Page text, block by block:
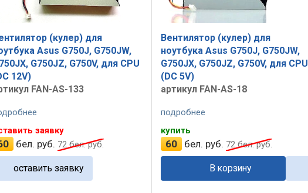
(кулер) для
Asus G750J, G750JW,
G750JZ, G750V, для CPU
12V)
FAN-AS-133
заявку
бел. руб. 72бел. руб.
оставить заявку
Вентилятор (кулер) для
ноутбука Asus G750J, G750JW,
G750JX, G750JZ, G750V, для CPU
(DC 5V)
артикул FAN-AS-18
подробнее
купить
60 бел. руб. 72бел. руб.
В корзину